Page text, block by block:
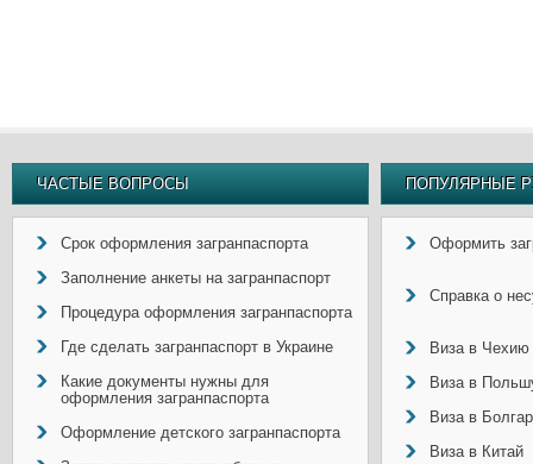
ЧАСТЫЕ ВОПРОСЫ
Срок оформления загранпаспорта
Заполнение анкеты на загранпаспорт
Процедура оформления загранпаспорта
Где сделать загранпаспорт в Украине
Какие документы нужны для
оформления загранпаспорта
Оформление детского загранпаспорта
ПОПУЛЯРНЫЕ
Оформить
Справка о
Виза в Чехию
Виза в
Виза в
Виза в Китай